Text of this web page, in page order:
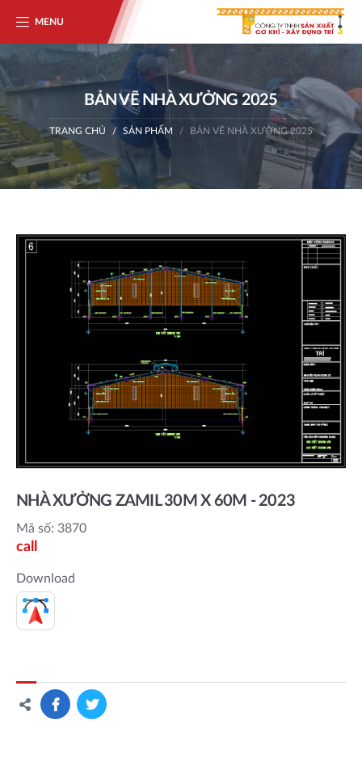
MENU
BẢN VẼ NHÀ XƯỞNG 2025
TRANG CHỦ SẢN PHẨM BẢN VẼ NHÀ XƯỞNG 2025
NHÀ XƯỞNG ZAMIL 30M X 60M - 2023
Mã số: 3870
call
Download